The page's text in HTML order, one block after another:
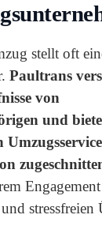
stellt oft
Paultrans
von
und
stressfreien